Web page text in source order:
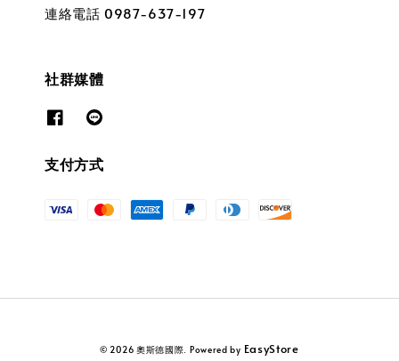
連絡電話 0987-637-197
社群媒體
支付方式
© 2026 奧斯德國際. Powered by EasyStore